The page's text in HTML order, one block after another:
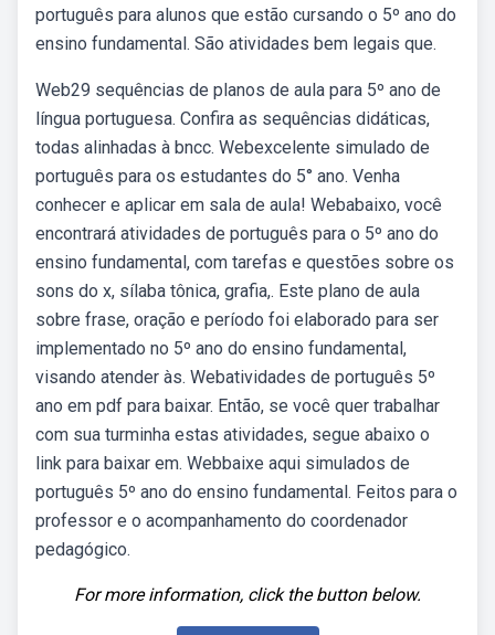
português para alunos que estão cursando o 5º ano do
ensino fundamental. São atividades bem legais que.
Web29 sequências de planos de aula para 5º ano de
língua portuguesa. Confira as sequências didáticas,
todas alinhadas à bncc. Webexcelente simulado de
português para os estudantes do 5° ano. Venha
conhecer e aplicar em sala de aula! Webabaixo, você
encontrará atividades de português para o 5º ano do
ensino fundamental, com tarefas e questões sobre os
sons do x, sílaba tônica, grafia,. Este plano de aula
sobre frase, oração e período foi elaborado para ser
implementado no 5º ano do ensino fundamental,
visando atender às. Webatividades de português 5º
ano em pdf para baixar. Então, se você quer trabalhar
com sua turminha estas atividades, segue abaixo o
link para baixar em. Webbaixe aqui simulados de
português 5º ano do ensino fundamental. Feitos para o
professor e o acompanhamento do coordenador
pedagógico.
For more information, click the button below.